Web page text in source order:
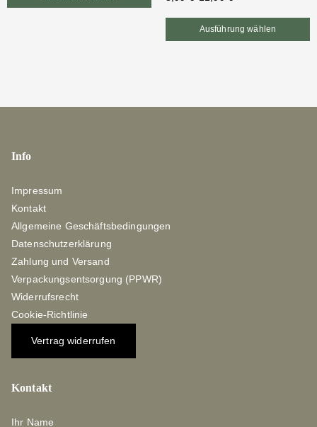
Ausführung wählen
Info
Impressum
Kontakt
Allgemeine Geschäftsbedingungen
Datenschutzerklärung
Zahlung und Versand
Verpackungsentsorgung (PPWR)
Widerrufsrecht
Cookie-Richtlinie
Vertrag widerrufen
Kontakt
Ihr Name